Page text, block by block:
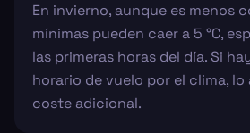
En invierno, aunque es menos
mínimas pueden caer a 5 °C,
las primeras horas del día. Si
horario de vuelo por el clima, lo
coste adicional.